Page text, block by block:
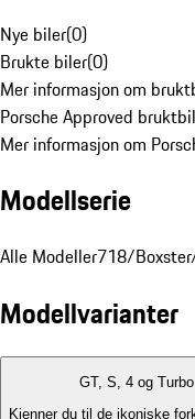
Nye biler(0)
Brukte biler(0)
Mer informasjon om
Porsche Approved
Mer informasjon om
Modellserie
Alle Modeller718/
Modellvarianter
GT, S, 4 og Turbo
Kjenner du til de ikoniske